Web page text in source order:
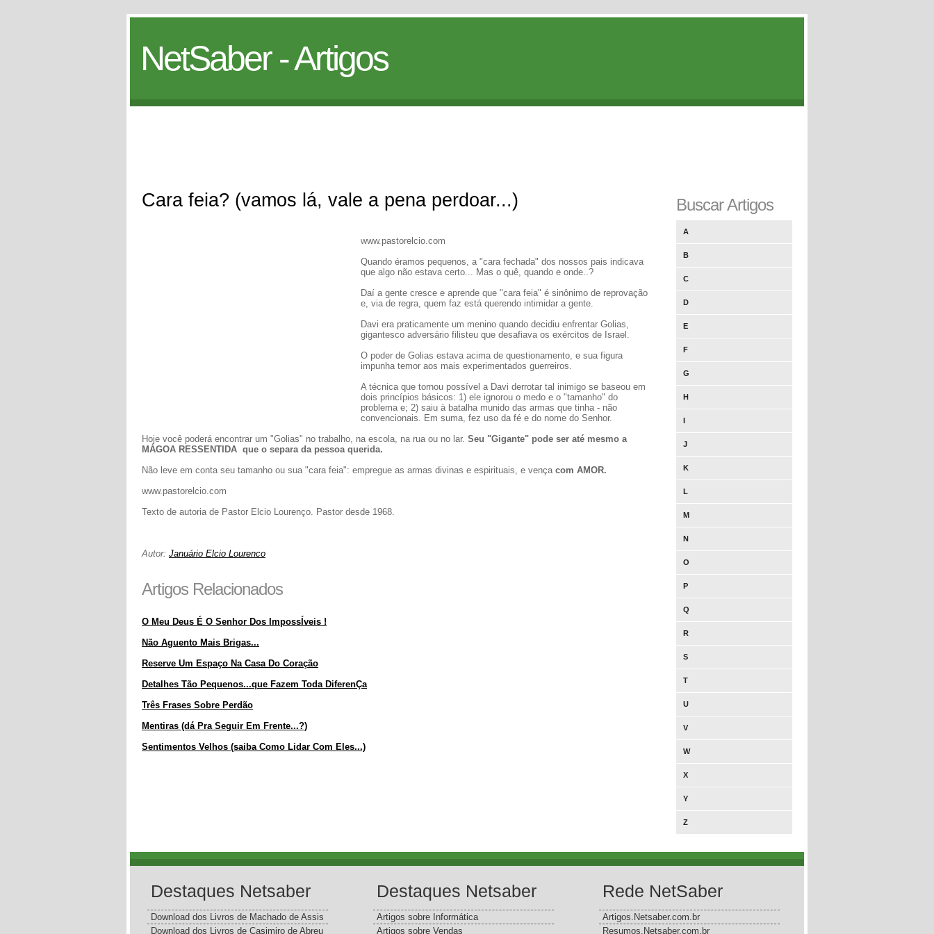
NetSaber - Artigos
Cara feia? (vamos lá, vale a pena perdoar...)
www.pastorelcio.com
Quando éramos pequenos, a "cara fechada" dos nossos pais indicava
que algo não estava certo... Mas o quê, quando e onde..?
Daí a gente cresce e aprende que "cara feia" é sinônimo de reprovação
e, via de regra, quem faz está querendo intimidar a gente.
Davi era praticamente um menino quando decidiu enfrentar Golias,
gigantesco adversário filisteu que desafiava os exércitos de Israel.
O poder de Golias estava acima de questionamento, e sua figura
impunha temor aos mais experimentados guerreiros.
A técnica que tornou possível a Davi derrotar tal inimigo se baseou em
dois princípios básicos: 1) ele ignorou o medo e o "tamanho" do
problema e; 2) saiu à batalha munido das armas que tinha - não
convencionais. Em suma, fez uso da fé e do nome do Senhor.
Hoje você poderá encontrar um "Golias" no trabalho, na escola, na rua ou no lar. Seu "Gigante" pode ser até mesmo a
MÁGOA RESSENTIDA que o separa da pessoa querida.
Não leve em conta seu tamanho ou sua "cara feia": empregue as armas divinas e espirituais, e vença com AMOR.
www.pastorelcio.com
Texto de autoria de Pastor Elcio Lourenço. Pastor desde 1968.
Autor: Januário Elcio Lourenco
Artigos Relacionados
O Meu Deus É O Senhor Dos ImpossÍveis !
Não Aguento Mais Brigas...
Reserve Um Espaço Na Casa Do Coração
Detalhes Tão Pequenos...que Fazem Toda DiferenÇa
Três Frases Sobre Perdão
Mentiras (dá Pra Seguir Em Frente...?)
Sentimentos Velhos (saiba Como Lidar Com Eles...)
Buscar Artigos
A
B
C
D
E
F
G
H
I
J
K
L
M
N
O
P
Q
R
S
T
U
V
W
X
Y
Z
Destaques Netsaber
Download dos Livros de Machado de Assis
Download dos Livros de Casimiro de Abreu
Destaques Netsaber
Artigos sobre Informática
Artigos sobre Vendas
Rede NetSaber
Artigos.Netsaber.com.br
Resumos.Netsaber.com.br